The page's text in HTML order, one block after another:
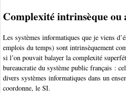
Complexité intrinsèque
Les systèmes informatiques que je viens
emplois du temps) sont intrinsèquement
si l’on pouvait balayer la complexité
bureaucratie du système public français :
divers systèmes informatiques dans un
coordonne, le SI.